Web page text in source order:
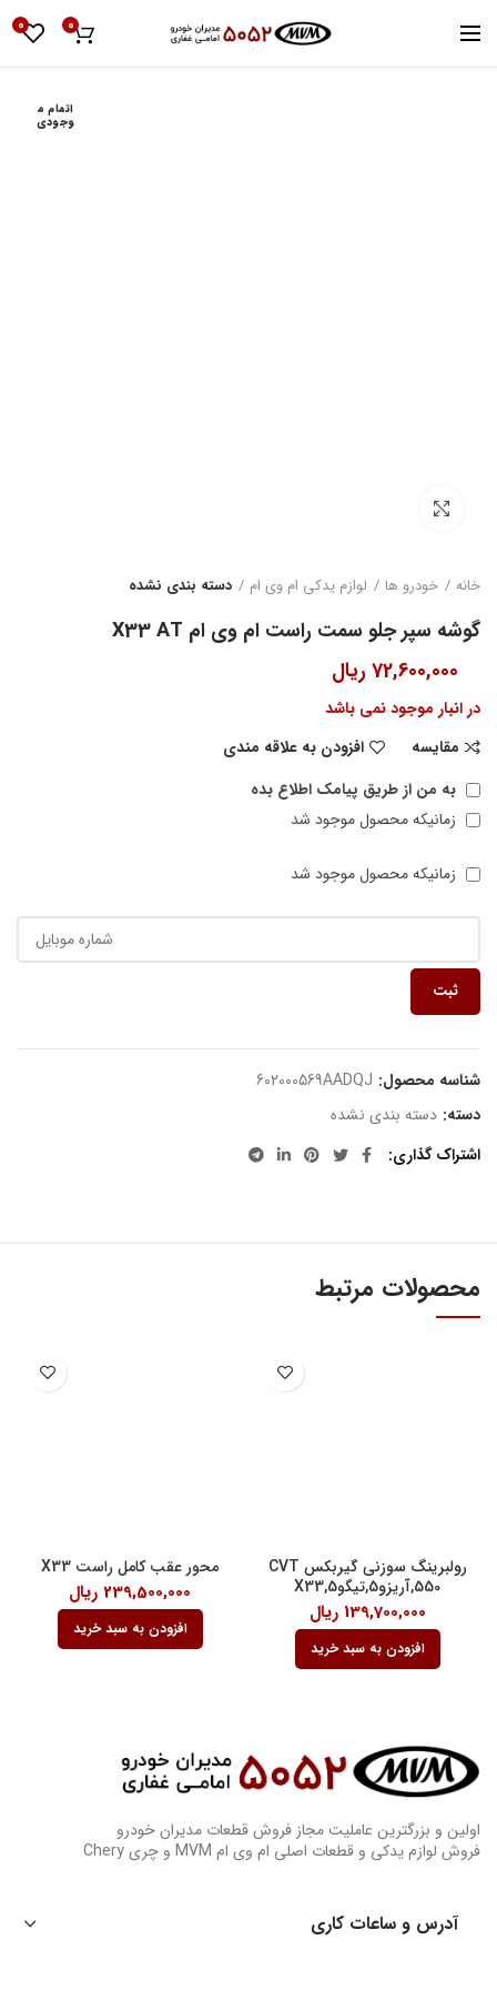
0
0
اتمام م
وجودی
خانه خودرو ها لوازم یدکی ام وی ام دسته بندی نشده
گوشه سپر جلو سمت راست ام وی ام X33 AT
72,600,000 ریال
در انبار موجود نمی باشد
مقایسه
افزودن به علاقه مندی
به من از طریق پیامک اطلاع بده
زمانیکه محصول موجود شد
زمانیکه محصول موجود شد
ثبت
شناسه محصول: 602000569AADQJ
دسته: دسته بندی نشده
اشتراک گذاری
محصولات مرتبط
رولبرینگ سوزنی گیربکس CVT
550,آریزو5,تیگو5,X33
139,700,000 ریال
افزودن به سبد خرید
محور عقب کامل راست X33
239,500,000 ریال
افزودن به سبد خرید
اولین و بزرگترین عاملیت مجاز فروش قطعات مدیران خودرو
فروش لوازم یدکی و قطعات اصلی ام وی ام MVM و چری Chery
آدرس و ساعات کاری